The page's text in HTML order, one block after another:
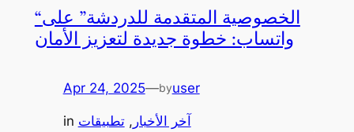
“الخصوصية المتقدمة للدردشة” على
واتساب: خطوة جديدة لتعزيز الأمان
Apr 24, 2025—byuser
in آخر الأخبار , تطبيقات